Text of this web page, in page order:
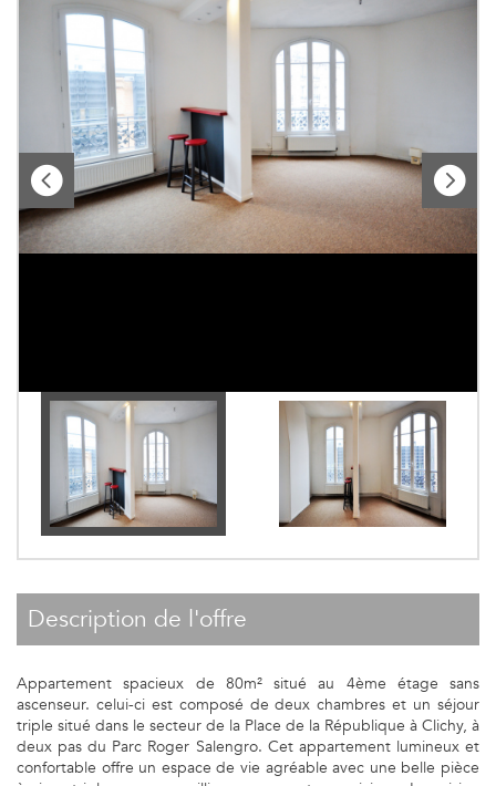
description de l'offre
Appartement spacieux de 80m² situé au 4ème étage sans
ascenseur. celui-ci est composé de deux chambres et un séjour
triple situé dans le secteur de la Place de la République à Clichy, à
deux pas du Parc Roger Salengro. Cet appartement lumineux et
confortable offre un espace de vie agréable avec une belle pièce